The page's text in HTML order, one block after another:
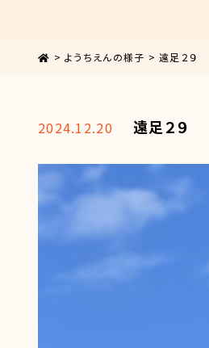
>ようちえんの様子 >遠足２９
2024.12.20 遠足２９